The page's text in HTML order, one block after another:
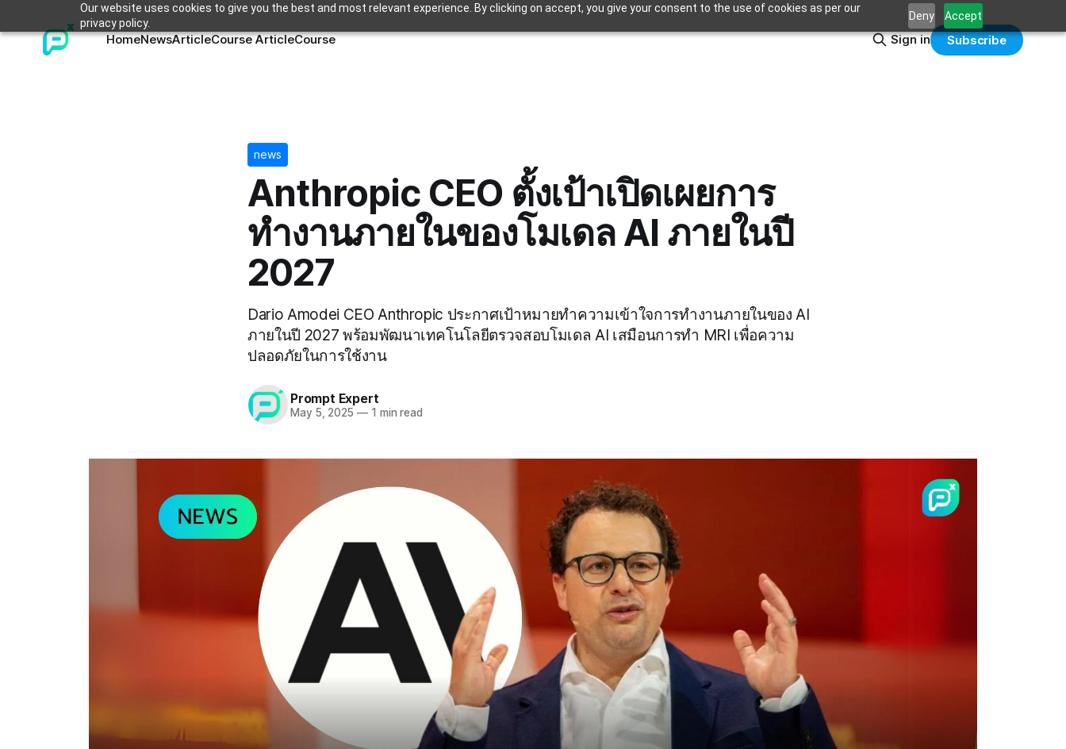
Our website uses cookies to give you the best and most relevant experience. By clicking on accept, you give your consent to the use of cookies as per our
privacy policy.
Deny Accept
HomeNewsArticleCourse ArticleCourse Sign in Subscribe
news
Anthropic CEO ตั้งเป้าเปิดเผยการ
ทำงานภายในของโมเดล AI ภายในปี
2027
Dario Amodei CEO Anthropic ประกาศเป้าหมายทำความเข้าใจการทำงานภายในของ AI
ภายในปี 2027 พร้อมพัฒนาเทคโนโลยีตรวจสอบโมเดล AI เสมือนการทำ MRI เพื่อความ
ปลอดภัยในการใช้งาน
Prompt Expert
May 5, 2025 —1 min read